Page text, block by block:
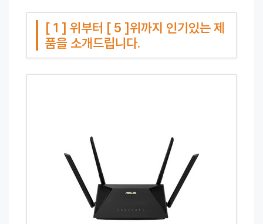
[ 1 ] 위부터 [ 5 ]위까지 인기있는 제
품을 소개드립니다.